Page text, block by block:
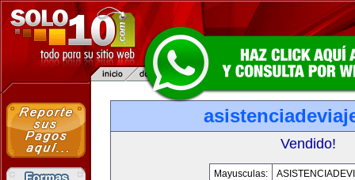
Vendido!
Mayusculas: